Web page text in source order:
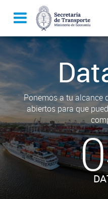
Ponemos a tu alcance
abiertos para que